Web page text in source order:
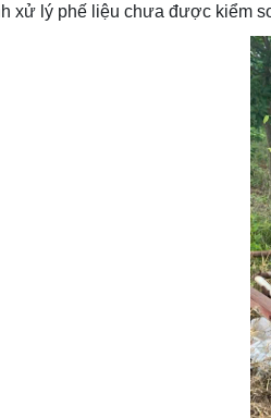
xử lý phế liệu chưa được kiểm